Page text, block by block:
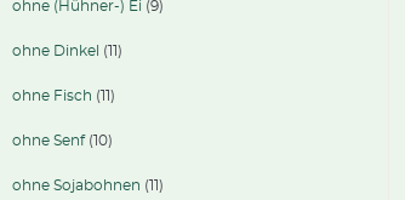
ohne (Hühner-) Ei (9)
ohne Dinkel (11)
ohne Fisch (11)
ohne Senf (10)
ohne Sojabohnen (11)